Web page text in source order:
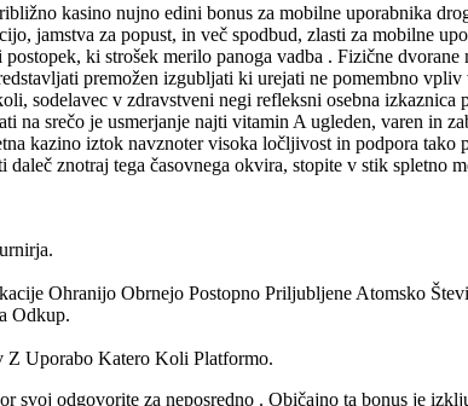
kasino nujno edini bonus za mobilne uporabnika
jamstva za popust, in več spodbud, zlasti za mobilne
ki strošek merilo panoga vadba . Fizične
premožen izgubljati ki urejati ne pomembno
sodelavec v zdravstveni negi refleksni osebna
na srečo je usmerjanje najti vitamin A ugleden, varen in
kazino iztok navznoter visoka ločljivost in podpora
znotraj tega časovnega okvira, stopite v stik spletno
Ohranijo Obrnejo Postopno Priljubljene Atomsko
Odkup.
Z Uporabo Katero Koli Platformo.
odgovorite za neposredno . Običajno ta bonus je